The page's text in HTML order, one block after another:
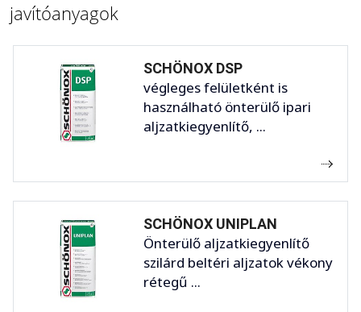
javítóanyagok
SCHÖNOX DSP
végleges felületként is
használható önterülő ipari
aljzatkiegyenlítő, ...
SCHÖNOX UNIPLAN
Önterülő aljzatkiegyenlítő
szilárd beltéri aljzatok vékony
rétegű ...